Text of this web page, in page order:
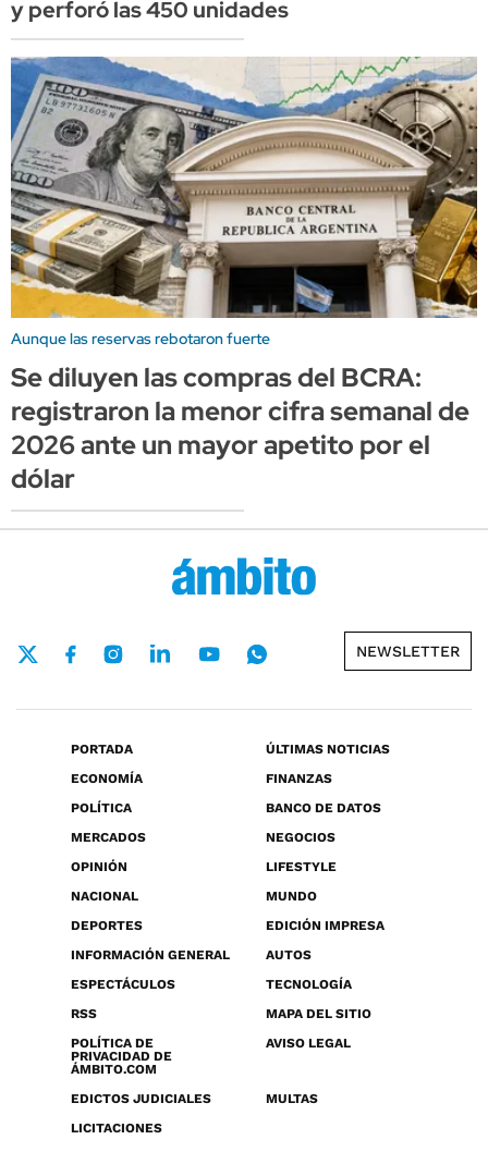
y perforó las 450 unidades
Aunque las reservas rebotaron fuerte
Se diluyen las compras del BCRA:
registraron la menor cifra semanal de
2026 ante un mayor apetito por el
dólar
NEWSLETTER
PORTADA
ÚLTIMAS NOTICIAS
ECONOMÍA
FINANZAS
POLÍTICA
BANCO DE DATOS
MERCADOS
NEGOCIOS
OPINIÓN
LIFESTYLE
NACIONAL
MUNDO
DEPORTES
EDICIÓN IMPRESA
INFORMACIÓN GENERAL
AUTOS
ESPECTÁCULOS
TECNOLOGÍA
RSS
MAPA DEL SITIO
POLÍTICA DE
PRIVACIDAD DE
ÁMBITO.COM
AVISO LEGAL
EDICTOS JUDICIALES
MULTAS
LICITACIONES